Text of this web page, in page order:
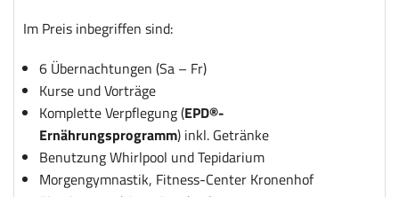
Im Preis inbegriffen sind:
6 Übernachtungen (Sa – Fr)
Kurse und Vorträge
Komplette Verpflegung (EPD®-
Ernährungsprogramm) inkl. Getränke
Benutzung Whirlpool und Tepidarium
Morgengymnastik, Fitness-Center Kronenhof